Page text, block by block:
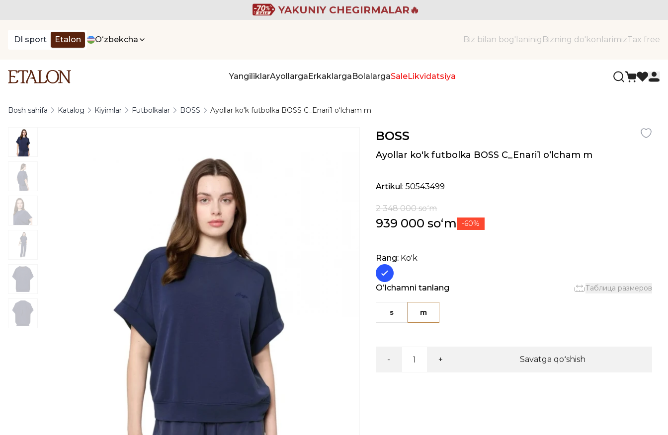
YAKUNIY CHEGIRMALAR🔥
DI sport Etalon Oʻzbekcha Biz bilan bog'laninig Bizning do'konlarimizTax free
YangiliklarAyollargaErkaklargaBolalargaSaleLikvidatsiya
Bosh sahifa Katalog Kiyimlar Futbolkalar BOSS Ayollar ko'k futbolka BOSS C_Enari1 oʻlcham m
BOSS
Ayollar ko'k futbolka BOSS C_Enari1 oʻlcham m
Artikul: 50543499
2 348 000 soʻm
939 000 soʻm -60%
Rang: Ko'k
Oʻlchamni tanlang Таблица размеров
s m
- + Savatga qoʻshish